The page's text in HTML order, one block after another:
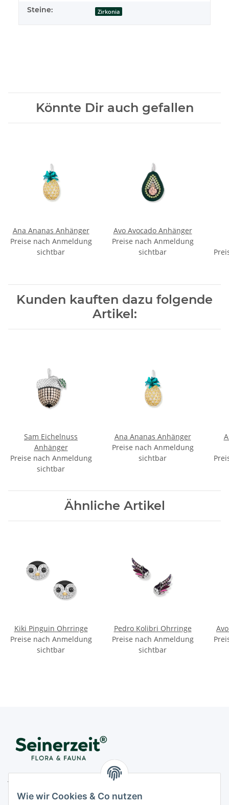
Steine: Zirkonia
Könnte Dir auch gefallen
Ana Ananas Anhänger
Preise nach Anmeldung
sichtbar
Avo Avocado Anhänger
Preise nach Anmeldung
sichtbar
Kunden kauften dazu folgende
Artikel:
Sam Eichelnuss
Anhänger
Preise nach Anmeldung
sichtbar
Ana Ananas Anhänger
Preise nach Anmeldung
sichtbar
Ähnliche Artikel
Kiki Pinguin Ohrringe
Preise nach Anmeldung
sichtbar
Pedro Kolibri Ohrringe
Preise nach Anmeldung
sichtbar
D - 10711 Berlin
Wie wir Cookies & Co nutzen